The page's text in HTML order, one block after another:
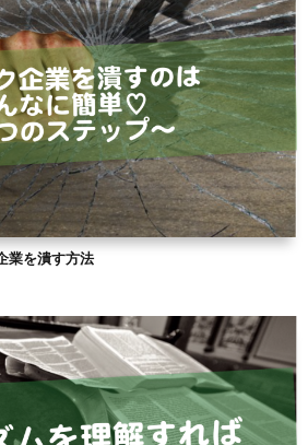
業を潰す方法